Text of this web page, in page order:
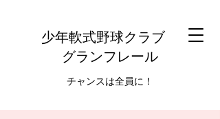
少年軟式野球クラブ
グランフレール
チャンスは全員に！